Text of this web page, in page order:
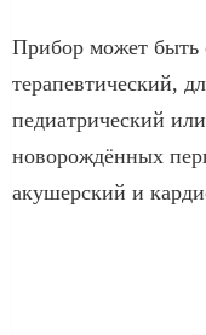
Прибор может быть
терапевтический,
педиатрический
новорождённых
акушерский и